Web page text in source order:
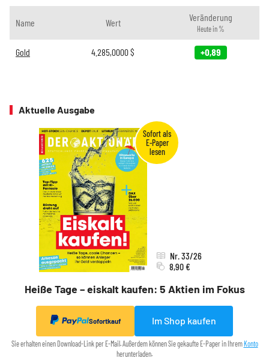
Name Wert Veränderung
Heute in %
Gold 4.285,0000$ +0,89
Aktuelle Ausgabe
Heiße Tage – eiskalt kaufen: 5 Aktien im Fokus
Nr. 33/26
8,90 €
Sofortkauf Im Shop kaufen
Sie erhalten einen Download-Link per E-Mail. Außerdem können Sie gekaufte E-Paper in IhremKonto
herunterladen.